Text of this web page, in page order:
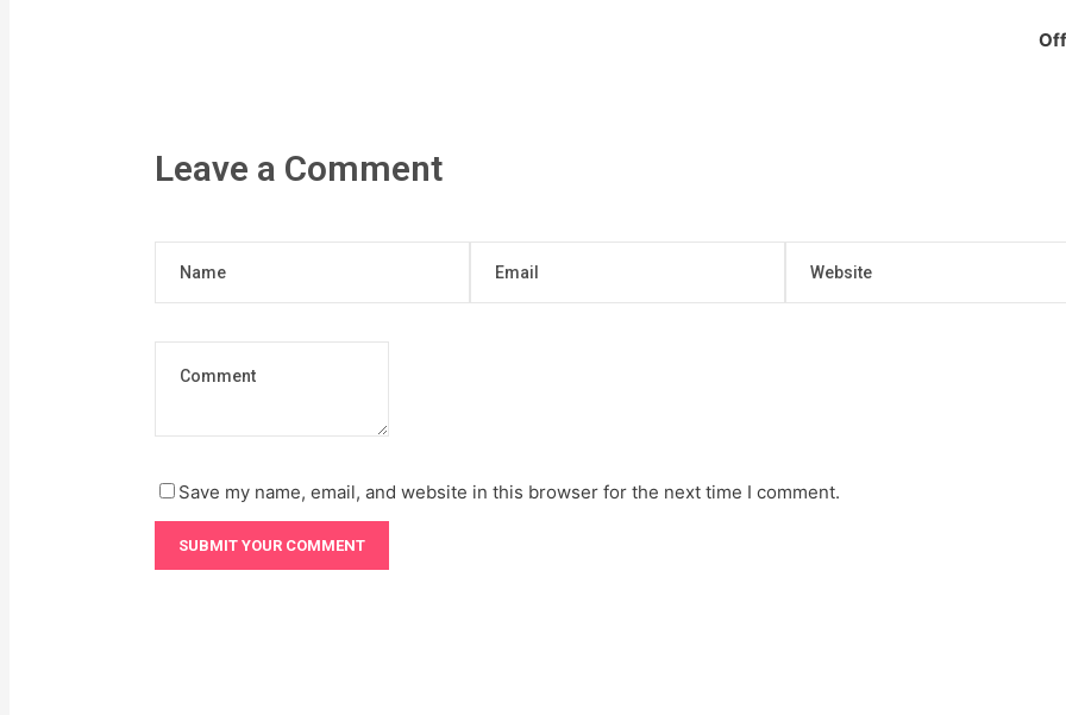
Leave a Comment
Save my name, email, and website in this browser for the next time I comment.